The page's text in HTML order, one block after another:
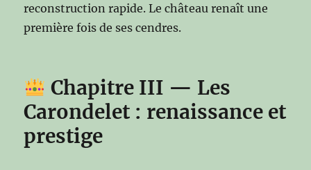
reconstruction rapide. Le château renaît une
première fois de ses cendres.
Chapitre III — Les
Carondelet : renaissance et
prestige